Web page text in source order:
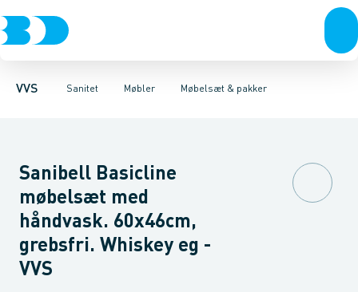
VVS Sanitet
Rør & fittingsPressfittings & rørKuglehaner & ventiler
Møbler
Toiletter, sæder og cisterner VaskeArmaturer
Møbelsæt & pakker
Møbelsæt & pakkerUnderskabeHøjskabeOverskabe
Sanibell Basicline
møbelsæt med
håndvask. 60x46cm,
grebsfri. Whiskey eg -
VVS